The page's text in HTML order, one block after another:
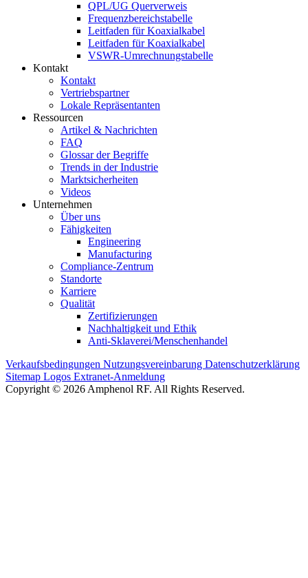
QPL/UG Querverweis
Frequenzbereichstabelle
Leitfaden für Koaxialkabel
Leitfaden für Koaxialkabel
VSWR-Umrechnungstabelle
Kontakt
Kontakt
Vertriebspartner
Lokale Repräsentanten
Ressourcen
Artikel & Nachrichten
FAQ
Glossar der Begriffe
Trends in der Industrie
Marktsicherheiten
Videos
Unternehmen
Über uns
Fähigkeiten
Engineering
Manufacturing
Compliance-Zentrum
Standorte
Karriere
Qualität
Zertifizierungen
Nachhaltigkeit und Ethik
Anti-Sklaverei/Menschenhandel
Verkaufsbedingungen Nutzungsvereinbarung Datenschutzerklärung
Sitemap Logos Extranet-Anmeldung
Copyright © 2026 Amphenol RF. All Rights Reserved.